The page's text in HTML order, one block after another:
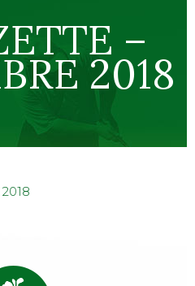
–
2018